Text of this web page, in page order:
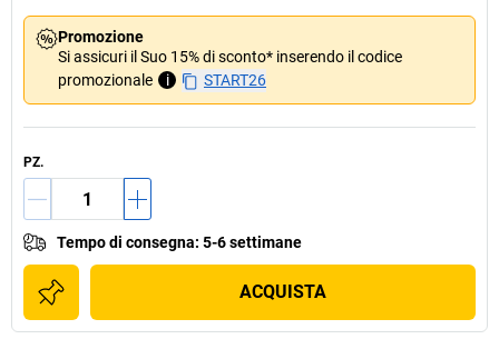
Promozione
Si assicuri il Suo 15% di sconto* inserendo il codice
promozionale
i START26
PZ.
Tempo di consegna: 5-6 settimane
ACQUISTA